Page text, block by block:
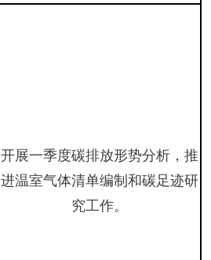
开展一季度碳排放形势分析，推
进温室气体清单编制和碳足迹研
究工作。